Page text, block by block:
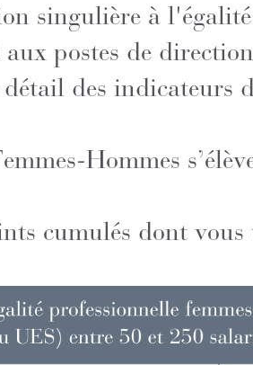
singulière à l'égalité
postes de
des indicateurs
Hommes
cumulés dont